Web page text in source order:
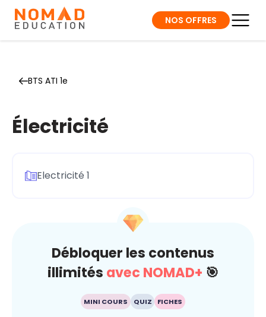
NOS OFFRES
BTS ATI 1e
Électricité
Electricité 1
Débloquer les contenus
illimités avec NOMAD+ 🎯
MINI COURS QUIZ FICHES